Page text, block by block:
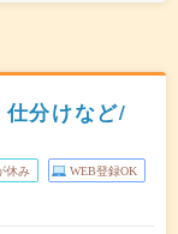
仕分けなど/
休み WEB登録OK